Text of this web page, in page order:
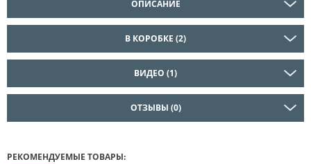
ОПИСАНИЕ
В КОРОБКЕ (2)
ВИДЕО (1)
ОТЗЫВЫ (0)
РЕКОМЕНДУЕМЫЕ ТОВАРЫ: